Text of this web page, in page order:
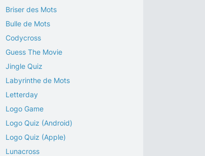
Briser des Mots
Bulle de Mots
Codycross
Guess The Movie
Jingle Quiz
Labyrinthe de Mots
Letterday
Logo Game
Logo Quiz (Android)
Logo Quiz (Apple)
Lunacross